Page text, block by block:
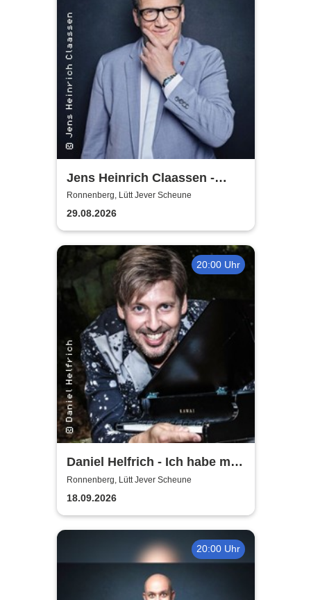
Jens Heinrich Claassen -
Keine Ursache
Ronnenberg, Lütt Jever Scheune
29.08.2026
20:00 Uhr
Daniel Helfrich - Ich habe mir
gerade noch gefehlt
Ronnenberg, Lütt Jever Scheune
18.09.2026
20:00 Uhr